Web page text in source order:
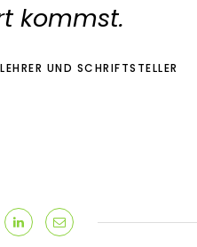
kommst.
UND SCHRIFTSTELLER